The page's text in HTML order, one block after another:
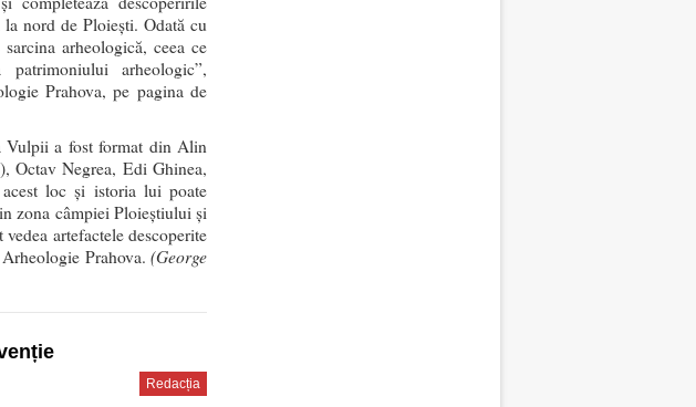
nord de Ploiești. Odată cu
arheologică, ceea ce
arheologic”,
Prahova, pe pagina de
Vulpii a fost format din Alin
Octav Negrea, Edi Ghinea,
loc și istoria lui poate
zona câmpiei Ploieștiului și
artefactele descoperite
Prahova. (George
Redacția